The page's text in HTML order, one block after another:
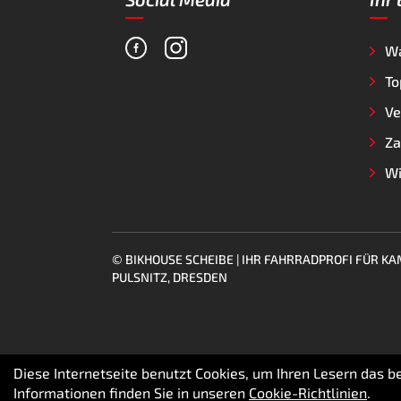
© BIKHOUSE SCHEIBE | IHR FAHRRADPROFI FÜR
PULSNITZ, DRESDEN
Diese Internetseite benutzt Cookies, um Ihren Lesern das
Informationen finden Sie in unseren Cookie-Richtlinien.